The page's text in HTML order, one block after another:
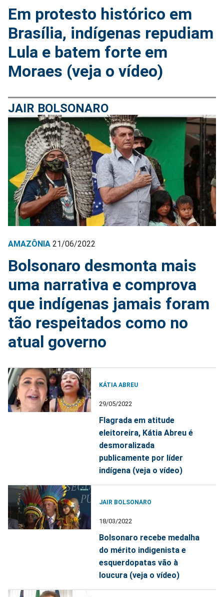
Em protesto histórico em
Brasília, indígenas repudiam
Lula e batem forte em
Moraes (veja o vídeo)
JAIR BOLSONARO
AMAZÔNIA 21/06/2022
Bolsonaro desmonta mais
uma narrativa e comprova
que indígenas jamais foram
tão respeitados como no
atual governo
KÁTIA ABREU
29/05/2022
Flagrada em atitude
eleitoreira, Kátia Abreu é
desmoralizada
publicamente por líder
indígena (veja o vídeo)
JAIR BOLSONARO
18/03/2022
Bolsonaro recebe medalha
do mérito indigenista e
esquerdopatas vão à
loucura (veja o vídeo)